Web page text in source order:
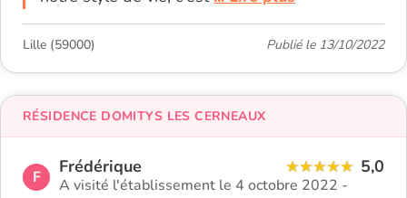
Lille (59000) Publié le 13/10/2022
F
Frédérique 5,0
A visité l'établissement le 4 octobre 2022 -
RÉSIDENCE DOMITYS LES CERNEAUX